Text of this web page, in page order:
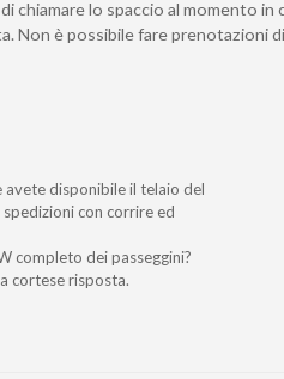
chiamare lo spaccio al momento in
Non è possibile fare prenotazioni di
avete disponibile il telaio del
con corrire ed
completo dei passeggini?
cortese risposta.